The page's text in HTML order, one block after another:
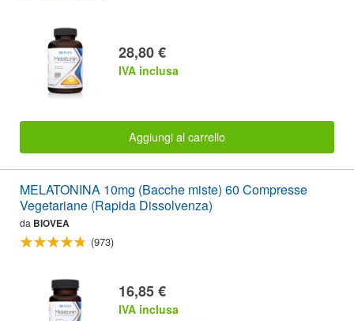
28,80 €
IVA inclusa
Aggiungi al carrello
MELATONINA 10mg (Bacche miste) 60 Compresse
Vegetariane (Rapida Dissolvenza)
da BIOVEA
(973)
16,85 €
IVA inclusa